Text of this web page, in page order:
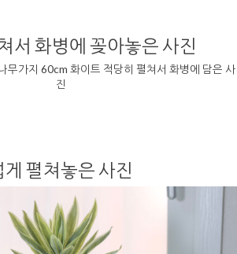
서 화병에 꽂아놓은 사진
게 펼쳐놓은 사진